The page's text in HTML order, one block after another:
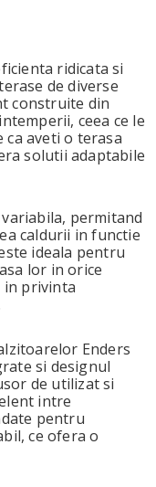
ridicata si
de diverse
construite din
ceea ce le
ca aveti o terasa
solutii adaptabile
permitand
caldurii in functie
ideala pentru
lor in orice
in privinta
Enders
si designul
de utilizat si
intre
pentru
ce ofera o